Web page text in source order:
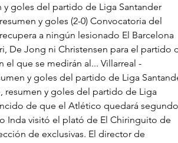
y goles del partido de Liga Santander
y goles (2-0) Convocatoria del
a ningún lesionado El Barcelona
De Jong ni Christensen para el partido
el que se medirán al... Villarreal -
y goles del partido de Liga
resumen y goles del partido de Liga
de que el Atlético quedará segundo
Inda visitó el plató de El Chiringuito de
de exclusivas. El director de